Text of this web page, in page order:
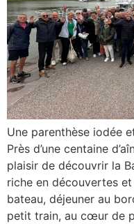
Une parenthèse iodée
Près d’une centaine
plaisir de découvrir la
riche en découvertes
bateau, déjeuner au
petit train, au cœur de